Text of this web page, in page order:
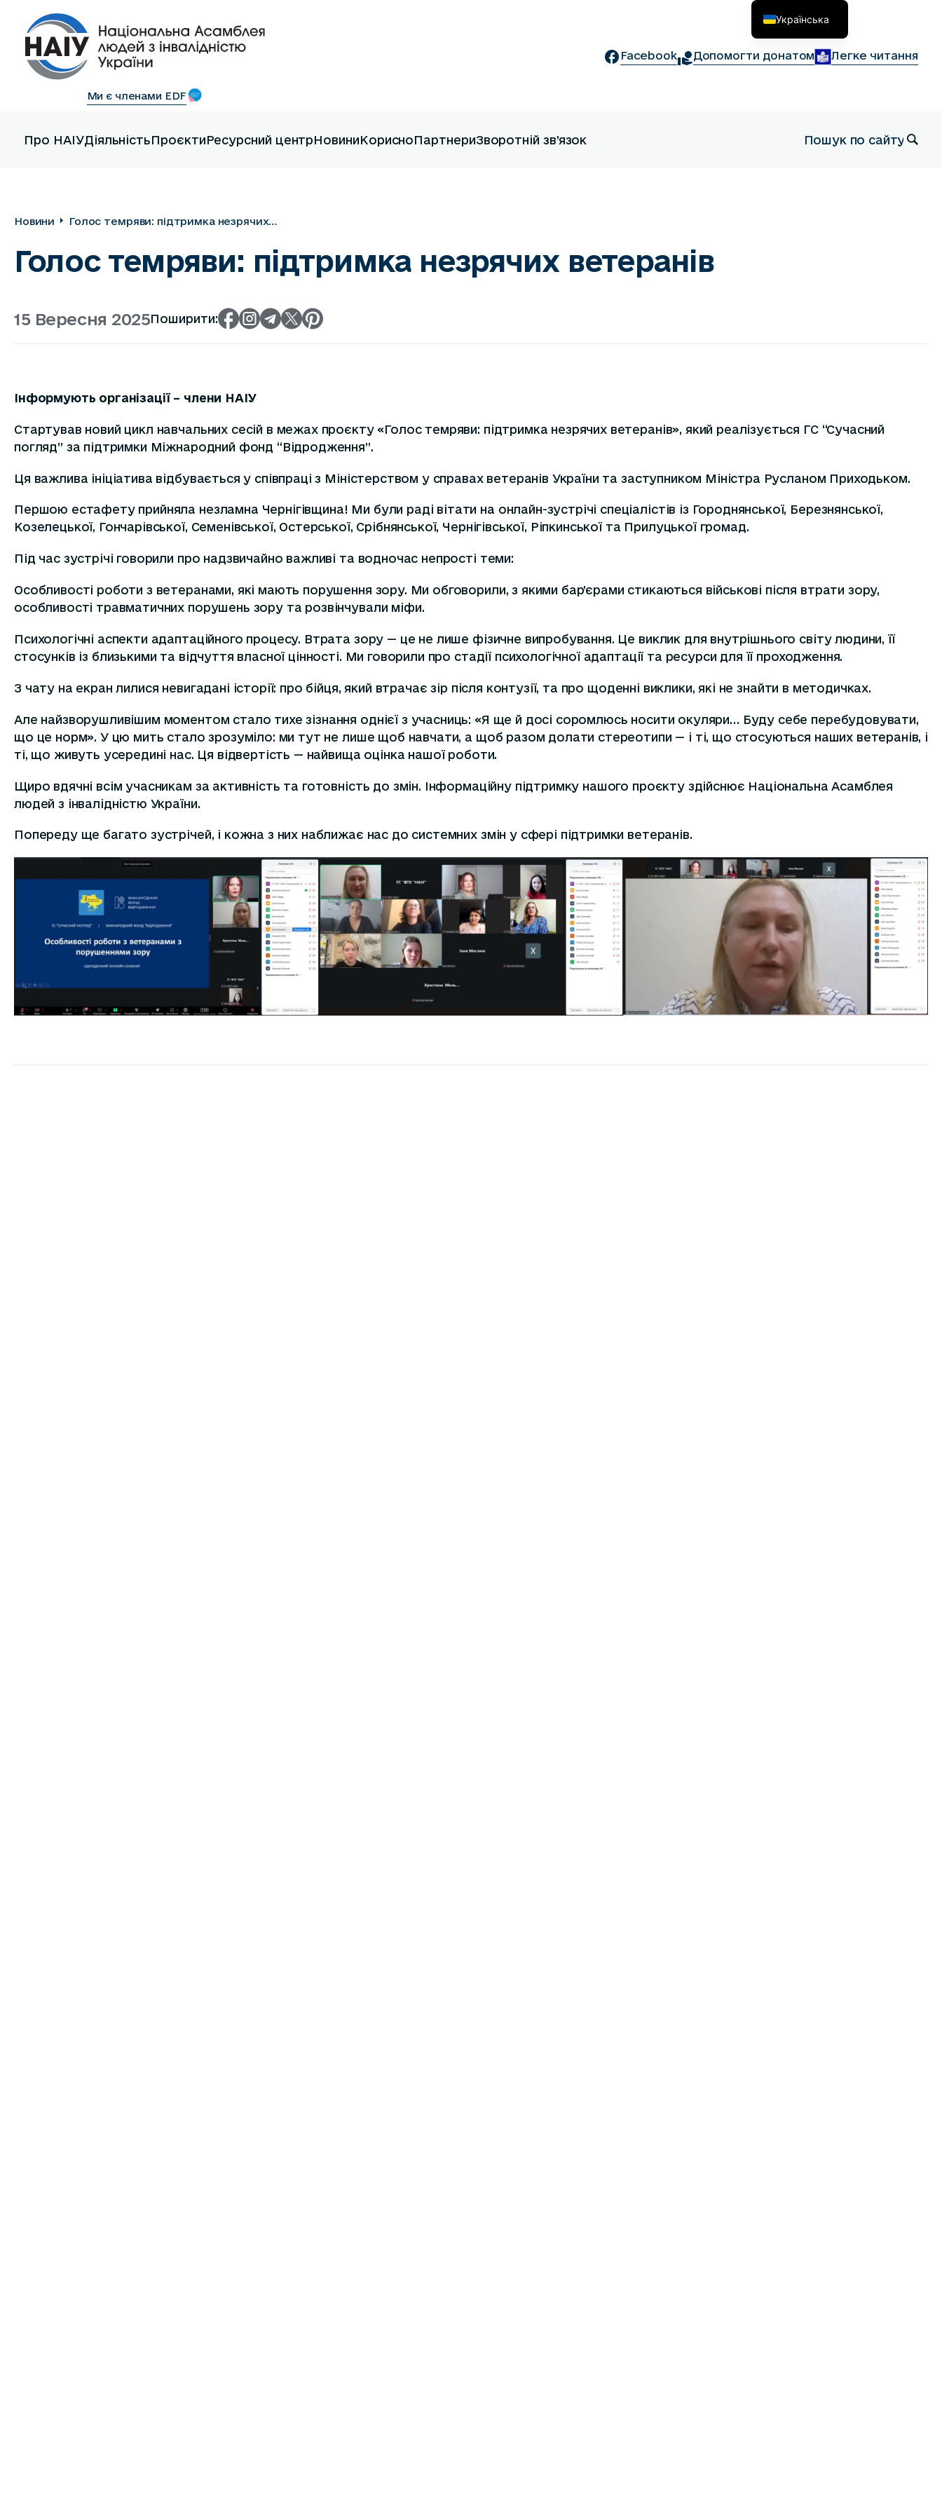
Ми є членами EDF
Facebook Допомогти донатом Легке читання
Про НАІУДіяльністьПроєктиРесурсний центрНовиниКорисноПартнериЗворотній зв’язок
Новини
Голос темряви: підтримка незрячих
Голос темряви: підтримка незрячих ветеранів
15 Вересня 2025Поширити:
Інформують організації – члени НАІУ
Стартував новий цикл навчальних сесій в межах проєкту «Голос темряви: підтримка незрячих ветеранів», який реалізується ГС “Сучасний
погляд” за підтримки Міжнародний фонд “Відродження”.
Ця важлива ініціатива відбувається у співпраці з Міністерством у справах ветеранів України та заступником Міністра Русланом Приходьком.
Першою естафету прийняла незламна Чернігівщина! Ми були раді вітати на онлайн-зустрічі спеціалістів із Городнянської, Березнянської,
Козелецької, Гончарівської, Семенівської, Остерської, Срібнянської, Чернігівської, Ріпкинської та Прилуцької громад.
Під час зустрічі говорили про надзвичайно важливі та водночас непрості теми:
Особливості роботи з ветеранами, які мають порушення зору. Ми обговорили, з якими бар’єрами стикаються військові після втрати зору,
особливості травматичних порушень зору та розвінчували міфи.
Психологічні аспекти адаптаційного процесу. Втрата зору — це не лише фізичне випробування. Це виклик для внутрішнього світу людини, її
стосунків із близькими та відчуття власної цінності. Ми говорили про стадії психологічної адаптації та ресурси для її проходження.
З чату на екран лилися невигадані історії: про бійця, який втрачає зір після контузії, та про щоденні виклики, які не знайти в методичках.
Але найзворушливішим моментом стало тихе зізнання однієї з учасниць: «Я ще й досі соромлюсь носити окуляри… Буду себе перебудовувати,
що це норм». У цю мить стало зрозуміло: ми тут не лише щоб навчати, а щоб разом долати стереотипи — і ті, що стосуються наших ветеранів, і
ті, що живуть усередині нас. Ця відвертість — найвища оцінка нашої роботи.
Щиро вдячні всім учасникам за активність та готовність до змін. Інформаційну підтримку нашого проєкту здійснює Національна Асамблея
людей з інвалідністю України.
Попереду ще багато зустрічей, і кожна з них наближає нас до системних змін у сфері підтримки ветеранів.
Українська
English